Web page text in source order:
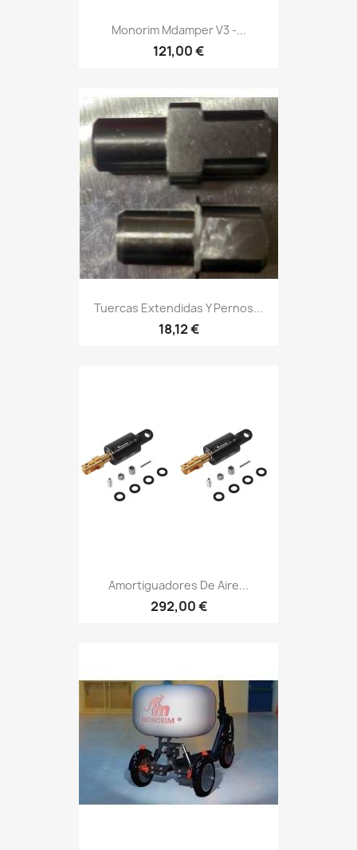
Monorim Mdamper V3 -...
121,00 €
Tuercas Extendidas Y Pernos...
18,12 €
Amortiguadores De Aire...
292,00 €